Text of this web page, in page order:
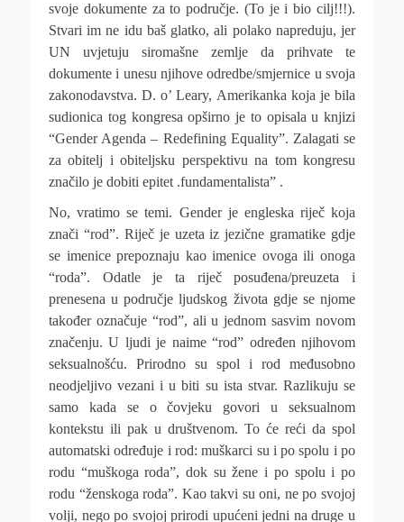
svoje dokumente za to područje. (To je i bio cilj!!!).
Stvari im ne idu baš glatko, ali polako napreduju, jer
UN uvjetuju siromašne zemlje da prihvate te
dokumente i unesu njihove odredbe/smjernice u svoja
zakonodavstva. D.o’ Leary, Amerikanka koja je bila
sudionica tog kongresa opširno je to opisala u knjizi
“Gender Agenda – Redefining Equality”. Zalagati se
za obitelj i obiteljsku perspektivu na tom kongresu
značilo je dobiti epitet .fundamentalista” .
No, vratimo se temi. Gender je engleska riječ koja
znači “rod”. Riječ je uzeta iz jezične gramatike gdje
se imenice prepoznaju kao imenice ovoga ili onoga
“roda”. Odatle je ta riječ posuđena/preuzeta i
prenesena u područje ljudskog života gdje se njome
također označuje “rod”, ali u jednom sasvim novom
značenju. U ljudi je naime “rod” određen njihovom
seksualnošću. Prirodno su spol i rod međusobno
neodjeljivo vezani i u biti su ista stvar. Razlikuju se
samo kada se o čovjeku govori u seksualnom
kontekstu ili pak u društvenom. To će reći da spol
automatski određuje i rod: muškarci su i po spolu i po
rodu “muškoga roda”, dok su žene i po spolu i po
rodu “ženskoga roda”. Kao takvi su oni, ne po svojoj
volji, nego po svojoj prirodi upućeni jedni na druge u